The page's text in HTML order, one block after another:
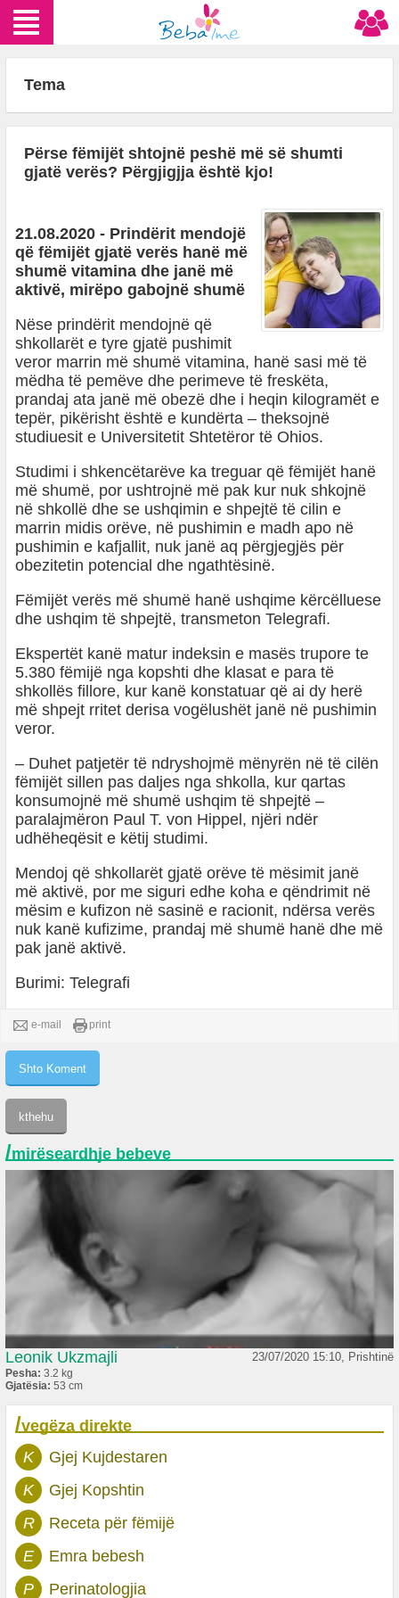
Tema
Përse fëmijët shtojnë peshë më së shumti
gjatë verës? Përgjigjja është kjo!
21.08.2020 - Prindërit mendojë
që fëmijët gjatë verës hanë më
shumë vitamina dhe janë më
aktivë, mirëpo gabojnë shumë
Nëse prindërit mendojnë që
shkollarët e tyre gjatë pushimit
veror marrin më shumë vitamina, hanë sasi më të
mëdha të pemëve dhe perimeve të freskëta,
prandaj ata janë më obezë dhe i heqin kilogramët e
tepër, pikërisht është e kundërta – theksojnë
studiuesit e Universitetit Shtetëror të Ohios.
Studimi i shkencëtarëve ka treguar që fëmijët hanë
më shumë, por ushtrojnë më pak kur nuk shkojnë
në shkollë dhe se ushqimin e shpejtë të cilin e
marrin midis orëve, në pushimin e madh apo në
pushimin e kafjallit, nuk janë aq përgjegjës për
obezitetin potencial dhe ngathtësinë.
Fëmijët verës më shumë hanë ushqime kërcëlluese
dhe ushqim të shpejtë, transmeton Telegrafi.
Ekspertët kanë matur indeksin e masës trupore te
5.380 fëmijë nga kopshti dhe klasat e para të
shkollës fillore, kur kanë konstatuar që ai dy herë
më shpejt rritet derisa vogëlushët janë në pushimin
veror.
– Duhet patjetër të ndryshojmë mënyrën në të cilën
fëmijët sillen pas daljes nga shkolla, kur qartas
konsumojnë më shumë ushqim të shpejtë –
paralajmëron Paul T. von Hippel, njëri ndër
udhëheqësit e këtij studimi.
Mendoj që shkollarët gjatë orëve të mësimit janë
më aktivë, por me siguri edhe koha e qëndrimit në
mësim e kufizon në sasinë e racionit, ndërsa verës
nuk kanë kufizime, prandaj më shumë hanë dhe më
pak janë aktivë.
Burimi: Telegrafi
e-mail print
/mirëseardhje bebeve
Leonik Ukzmajli 23/07/2020 15:10, Prishtinë
Pesha: 3.2 kg
Gjatësia: 53 cm
/vegëza direkte
K
Gjej Kujdestaren
K
Gjej Kopshtin
R
Receta për fëmijë
E
Emra bebesh
P
Perinatologjia